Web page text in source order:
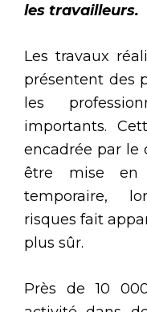
les travailleurs.
Les travaux
présentent des
les
importants.
encadrée par le
être mise
temporaire,
risques fait
plus sûr.
Près de 10